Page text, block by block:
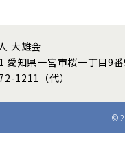
大雄会
愛知県一宮市桜一丁目9
1211（代）